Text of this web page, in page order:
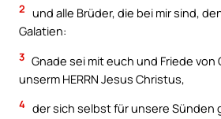
2 und alle Brüder, die bei mir sind,
Galatien:
3 Gnade sei mit euch und Friede von
unserm HERRN Jesus Christus,
4 der sich selbst für unsere Sünden